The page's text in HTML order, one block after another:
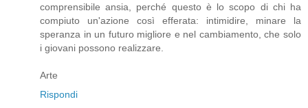
comprensibile ansia, perché questo è lo scopo di chi ha
compiuto un'azione così efferata: intimidire, minare la
speranza in un futuro migliore e nel cambiamento, che solo
i giovani possono realizzare.
Arte
Rispondi